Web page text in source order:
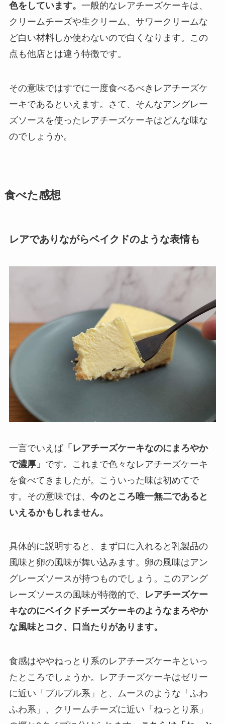
色をしています。 一般的なレアチーズケーキは、
クリームチーズや生クリーム、サワークリームな
ど白い材料しか使わないので白くなります。この
点も他店とは違う特徴です。
その意味ではすでに一度食べるべきレアチーズケ
ーキであるといえます。さて、そんなアングレー
ズソースを使ったレアチーズケーキはどんな味な
のでしょうか。
食べた感想
レアでありながらベイクドのような表情も
一言でいえば「レアチーズケーキなのにまろやか
で濃厚」 です。これまで色々なレアチーズケーキ
を食べてきましたが。こういった味は初めてで
す。その意味では、 今のところ唯一無二であると
いえるかもしれません。
具体的に説明すると、まず口に入れると乳製品の
風味と卵の風味が舞い込みます。卵の風味はアン
グレーズソースが持つものでしょう。このアング
レーズソースの風味が特徴的で、
レアチーズケー
キなのにベイクドチーズケーキのようなまろやか
な風味とコク、口当たりがあります。
食感はややねっとり系のレアチーズケーキといっ
たところでしょうか。レアチーズケーキはゼリー
に近い「プルプル系」と、ムースのような「ふわ
ふわ系」、クリームチーズに近い「ねっとり系」